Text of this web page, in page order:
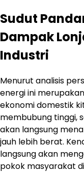
Sudut
Dampak
Industri
Menurut analisis
energi ini
ekonomi domestik
membubung tinggi,
akan langsung
jauh lebih berat.
langsung akan
pokok masyarakat